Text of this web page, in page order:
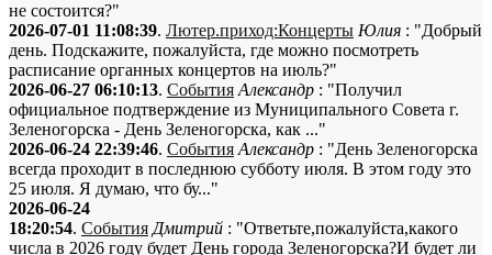
не состоится?"
2026-07-01 11:08:39. Лютер.приход:Концерты Юлия : "Добрый
день. Подскажите, пожалуйста, где можно посмотреть
расписание органных концертов на июль?"
2026-06-27 06:10:13. События Александр : "Получил
официальное подтверждение из Муниципального Совета г.
Зеленогорска - День Зеленогорска, как ..."
2026-06-24 22:39:46. События Александр : "День Зеленогорска
всегда проходит в последнюю субботу июля. В этом году это
25 июля. Я думаю, что бу..."
2026-06-24
18:20:54. События Дмитрий : "Ответьте,пожалуйста,какого
числа в 2026 году будет День города Зеленогорска?И будет ли